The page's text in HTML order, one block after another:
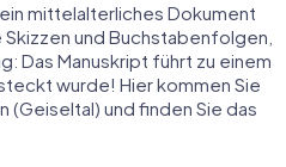
mittelalterliches Dokument
und Buchstabenfolgen,
Das Manuskript führt zu einem
wurde! Hier kommen Sie
(Geiseltal) und finden Sie das